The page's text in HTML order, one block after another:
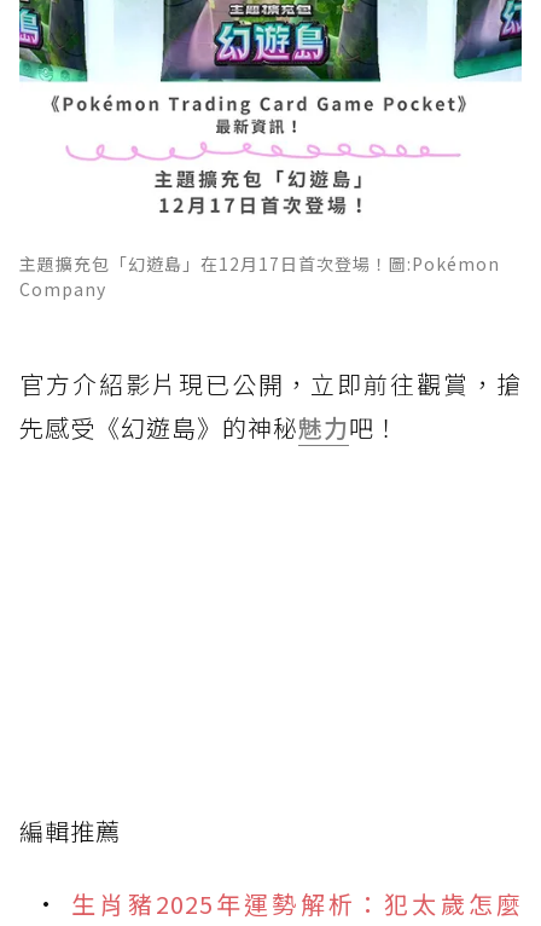
主題擴充包「幻遊島」在12月17日首次登場！圖:Pokémon
Company
官方介紹影片現已公開，立即前往觀賞，搶
先感受《幻遊島》的神秘魅力吧！
編輯推薦
生肖豬2025年運勢解析：犯太歲怎麼